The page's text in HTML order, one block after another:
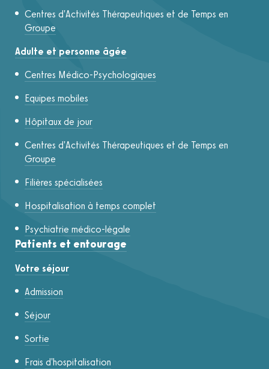
Centres d'Activités Thérapeutiques et de Temps en
Groupe
Adulte et personne âgée
Centres Médico-Psychologiques
Equipes mobiles
Hôpitaux de jour
Centres d'Activités Thérapeutiques et de Temps en
Groupe
Filières spécialisées
Hospitalisation à temps complet
Psychiatrie médico-légale
Patients et entourage
Votre séjour
Admission
Séjour
Sortie
Frais d'hospitalisation